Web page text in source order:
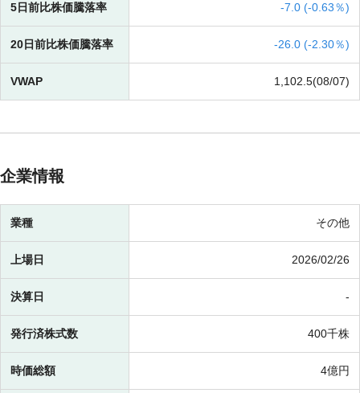
5日前比株価騰落率 -7.0 (-0.63％)
20日前比株価騰落率 -26.0 (-2.30％)
VWAP 1,102.5(08/07)
企業情報
業種 その他
上場日 2026/02/26
決算日 -
発行済株式数 400千株
時価総額 4億円